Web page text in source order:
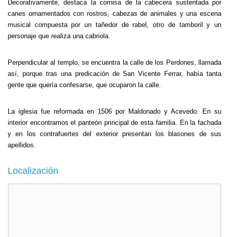
Decorativamente, destaca la cornisa de la cabecera sustentada por
canes ornamentados con rostros, cabezas de animales y una escena
musical compuesta por un tañedor de rabel, otro de tamboril y un
personaje que realiza una cabriola.
Perpendicular al templo, se encuentra la calle de los Perdones, llamada
así, porque tras una predicación de San Vicente Ferrar, había tanta
gente que quería confesarse, que ocuparon la calle.
La iglesia fue reformada en 1506 por Maldonado y Acevedo. En su
interior encontramos el panteón principal de esta familia. En la fachada
y en los contrafuertes del exterior presentan los blasones de sus
apellidos.
Localización